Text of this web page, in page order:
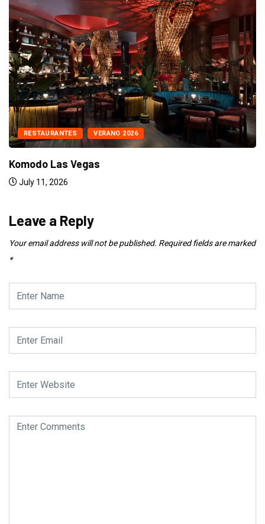
RESTAURANTES VERANO 2026
Komodo Las Vegas
July 11, 2026
Leave a Reply
Your email address will not be published. Required fields are marked
*